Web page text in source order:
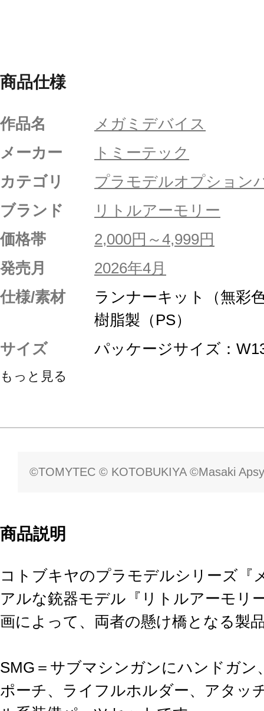
商品仕様
作品名
メガミデバイス
メーカー
トミーテック
カテゴリ
プラモデルオプション
ブランド
リトルアーモリー
価格帯
2,000円～4,999円
発売月
2026年4月
仕様/素材
ランナーキット（無彩
樹脂製（PS）
サイズ
パッケージサイズ：
もっと見る
©TOMYTEC © KOTOBUKIYA ©Masaki
商品説明
コトブキヤのプラモデルシリーズ『
アルな銃器モデル『リトルアーモリ
画によって、両者の懸け橋となる製
SMG＝サブマシンガンにハンドガ
ポーチ、ライフルホルダー、アタッ